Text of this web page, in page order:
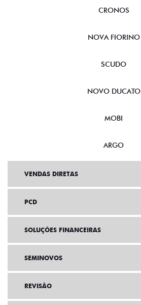
CRONOS
NOVA FIORINO
SCUDO
NOVO DUCATO
MOBI
ARGO
VENDAS DIRETAS
PCD
SOLUÇÕES FINANCEIRAS
SEMINOVOS
REVISÃO